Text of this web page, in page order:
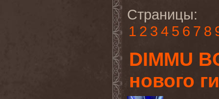
Страницы:
1 2 3 4 5 6 7 8
DIMMU
нового